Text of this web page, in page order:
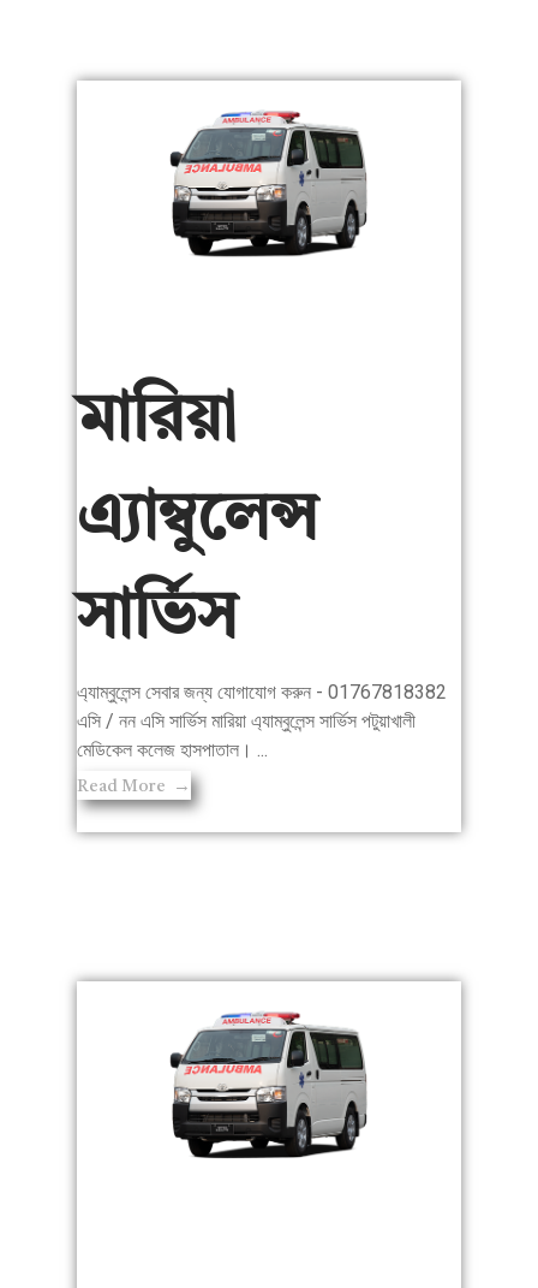
মারিয়া
এ্যাম্বুলেন্স
সার্ভিস
এ্যাম্বুলেন্স সেবার জন্য যোগাযোগ করুন - 01767818382
এসি / নন এসি সার্ভিস মারিয়া এ্যাম্বুলেন্স সার্ভিস পটুয়াখালী
মেডিকেল কলেজ হাসপাতাল। ...
Read More